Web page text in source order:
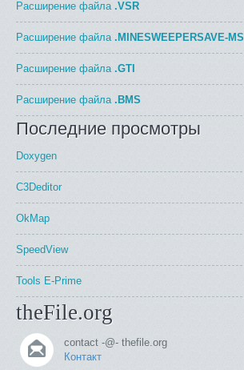
Расширение файла .VSR
Расширение файла .MINESWEEPERSAVE-MS
Расширение файла .GTI
Расширение файла .BMS
Последние просмотры
Doxygen
C3Deditor
OkMap
SpeedView
Tools E-Prime
theFile.org
contact -@- thefile.org
Контакт